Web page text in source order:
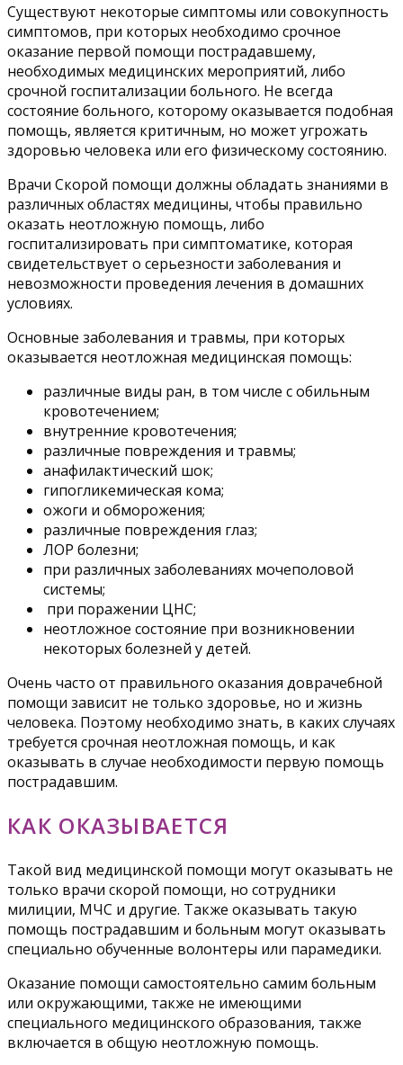
Существуют некоторые симптомы или совокупность
симптомов, при которых необходимо срочное
оказание первой помощи пострадавшему,
необходимых медицинских мероприятий, либо
срочной госпитализации больного. Не всегда
состояние больного, которому оказывается подобная
помощь, является критичным, но может угрожать
здоровью человека или его физическому состоянию.
Врачи Скорой помощи должны обладать знаниями в
различных областях медицины, чтобы правильно
оказать неотложную помощь, либо
госпитализировать при симптоматике, которая
свидетельствует о серьезности заболевания и
невозможности проведения лечения в домашних
условиях.
Основные заболевания и травмы, при которых
оказывается неотложная медицинская помощь:
различные виды ран, в том числе с обильным
кровотечением;
внутренние кровотечения;
различные повреждения и травмы;
анафилактический шок;
гипогликемическая кома;
ожоги и обморожения;
различные повреждения глаз;
ЛОР болезни;
при различных заболеваниях мочеполовой
системы;
при поражении ЦНС;
неотложное состояние при возникновении
некоторых болезней у детей.
Очень часто от правильного оказания доврачебной
помощи зависит не только здоровье, но и жизнь
человека. Поэтому необходимо знать, в каких случаях
требуется срочная неотложная помощь, и как
оказывать в случае необходимости первую помощь
пострадавшим.
КАК ОКАЗЫВАЕТСЯ
Такой вид медицинской помощи могут оказывать не
только врачи скорой помощи, но сотрудники
милиции, МЧС и другие. Также оказывать такую
помощь пострадавшим и больным могут оказывать
специально обученные волонтеры или парамедики.
Оказание помощи самостоятельно самим больным
или окружающими, также не имеющими
специального медицинского образования, также
включается в общую неотложную помощь.